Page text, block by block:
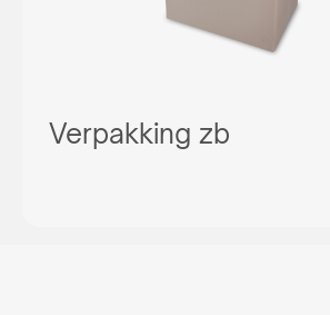
Verpakking zb